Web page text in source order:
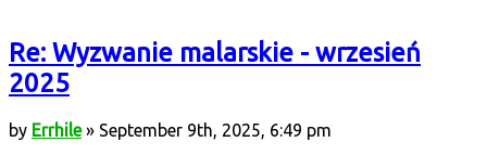
Re: Wyzwanie malarskie - wrzesień
2025
by Errhile» September 9th, 2025, 6:49 pm